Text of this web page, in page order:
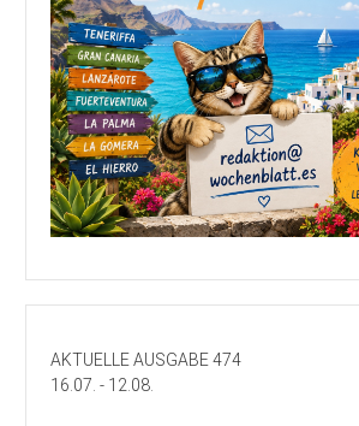
AKTUELLE AUSGABE 474
16.07. - 12.08.